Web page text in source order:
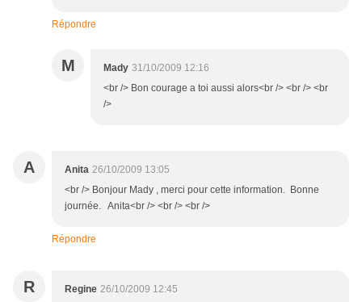
Répondre
M Mady 31/10/2009 12:16
<br /> Bon courage a toi aussi alors<br /> <br /> <br
/>
A Anita 26/10/2009 13:05
<br /> Bonjour Mady , merci pour cette information. Bonne
journée. Anita<br /> <br /> <br />
Répondre
R Regine 26/10/2009 12:45